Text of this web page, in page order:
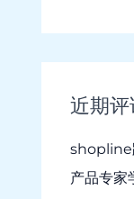
近期评
shopline
产品专家